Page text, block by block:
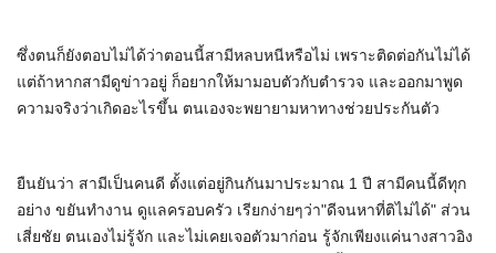
ซึ่งตนก็ยังตอบไม่ได้ว่าตอนนี้สามีหลบหนีหรือไม่ เพราะติดต่อกันไม่ได้
แต่ถ้าหากสามีดูข่าวอยู่ ก็อยากให้มามอบตัวกับตำรวจ และออกมาพูด
ความจริงว่าเกิดอะไรขึ้น ตนเองจะพยายามหาทางช่วยประกันตัว
ยืนยันว่า สามีเป็นคนดี ตั้งแต่อยู่กินกันมาประมาณ 1 ปี สามีคนนี้ดีทุก
อย่าง ขยันทำงาน ดูแลครอบครัว เรียกง่ายๆว่า"ดีจนหาที่ติไม่ได้" ส่วน
เสี่ยชัย ตนเองไม่รู้จัก และไม่เคยเจอตัวมาก่อน รู้จักเพียงแค่นางสาวอิง